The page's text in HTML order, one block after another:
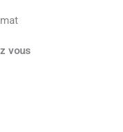
vous